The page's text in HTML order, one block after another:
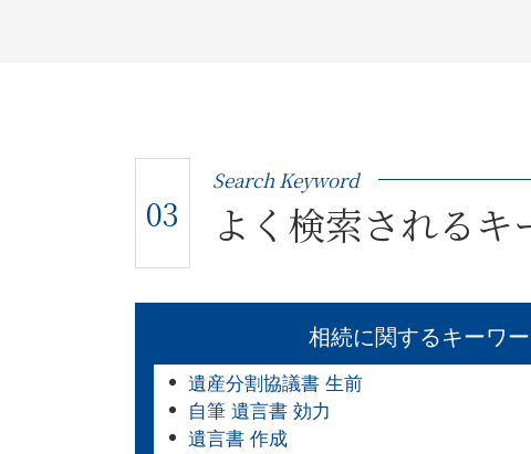
03
Search Keyword
よく検索されるキ
相続に関するキーワ
遺産分割協議書 生前
自筆 遺言書 効力
遺言書 作成